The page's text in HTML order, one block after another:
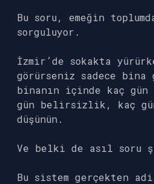
Bu soru, emeğin
sorguluyor.
İzmir’de sokakta
görürseniz sadece bina
binanın içinde kaç gün
gün belirsizlik, kaç
düşünün.
Ve belki de asıl soru
Bu sistem gerçekten